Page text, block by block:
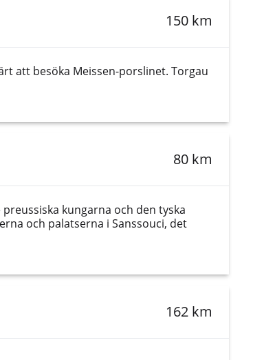
150 km
att besöka Meissen-porslinet. Torgau
80 km
kungarna och den tyska
och palatserna i Sanssouci, det
162 km